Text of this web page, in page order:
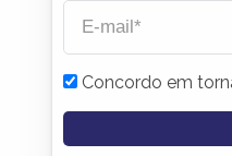
Concordo em